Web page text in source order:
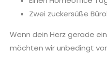
Zwei zuckersüße
Wenn dein Herz gerade
möchten wir unbedingt